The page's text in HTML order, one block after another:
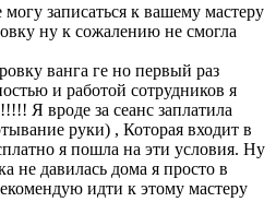
записаться к вашему мастеру
ну к сожалению не смогла
ванга ге но первый раз
и работой сотрудников я
Я вроде за сеанс заплатила
руки) , Которая входит в
я пошла на эти условия. Ну
не давилась дома я просто в
идти к этому мастеру